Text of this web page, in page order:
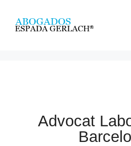
Advocat